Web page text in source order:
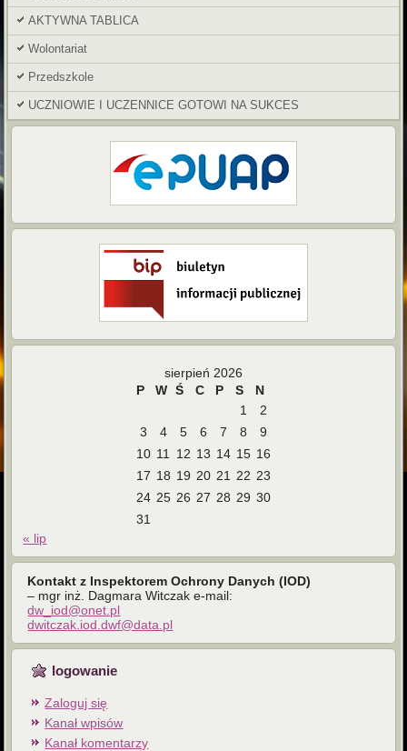
AKTYWNA TABLICA
Wolontariat
Przedszkole
UCZNIOWIE I UCZENNICE GOTOWI NA SUKCES
sierpień 2026
P
W Ś C P S
N
1
2
3
4 5 6 7 8
9
10 11 12 13 14 15 16
17 18 19 20 21 22 23
24 25 26 27 28 29 30
31
« lip
Kontakt z Inspektorem Ochrony Danych (IOD)
– mgr inż. Dagmara Witczak e-mail:
dw_iod@onet.pl
dwitczak.iod.dwf@data.pl
logowanie
Zaloguj się
Kanał wpisów
Kanał komentarzy